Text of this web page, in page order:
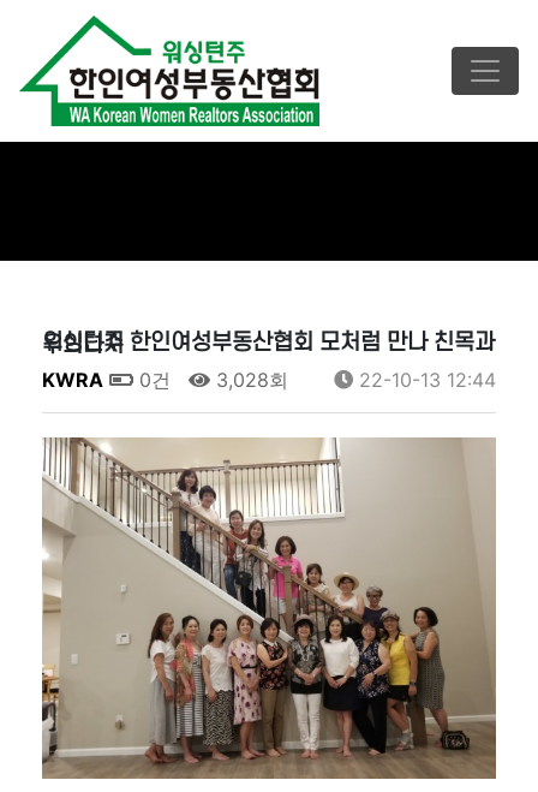
워싱턴주 한인여성부동산협회 모처럼 만나 친목과 우의다져
KWRA 0건 3,028회 22-10-13 12:44